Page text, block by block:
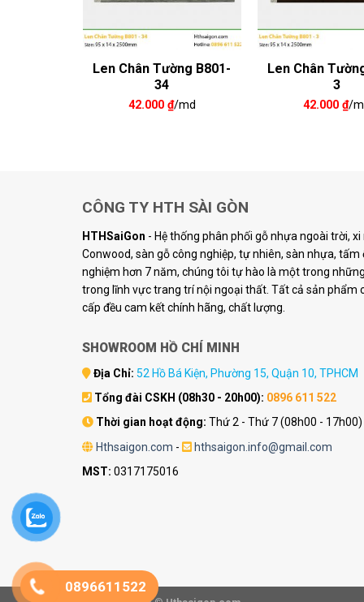
Len Chân Tường B801-
34
42.000 ₫/md
Len Chân
3
42.000 ₫/
CÔNG TY HTH SÀI GÒN
HTHSaiGon - Hệ thống phân phối gỗ nhựa ngoài trời,
Conwood, sàn gỗ công nghiệp, tự nhiên, sàn nhựa, tấm
nghiệm hơn 7 năm, chúng tôi tự hào là một trong
trong lĩnh vực trang trí nội ngoại thất. Tất cả sản phẩm
cấp đều cam kết chính hãng, chất lượng.
SHOWROOM HỒ CHÍ MINH
Địa Chỉ: 52 Hồ Bá Kiện, Phường 15, Quận 10, TPHCM
Tổng đài CSKH (08h30 - 20h00): 0896 611 522
Thời gian hoạt động: Thứ 2 - Thứ 7 (08h00 - 17h00)
Hthsaigon.com -
hthsaigon.info@gmail.com
MST: 0317175016
0896611522